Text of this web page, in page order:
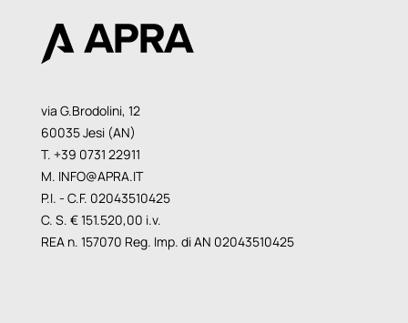
via G.Brodolini, 12
60035 Jesi (AN)
T. +39 0731 22911
M. INFO@APRA.IT
P.I. - C.F. 02043510425
C. S. € 151.520,00 i.v.
REA n. 157070 Reg. Imp. di AN 02043510425